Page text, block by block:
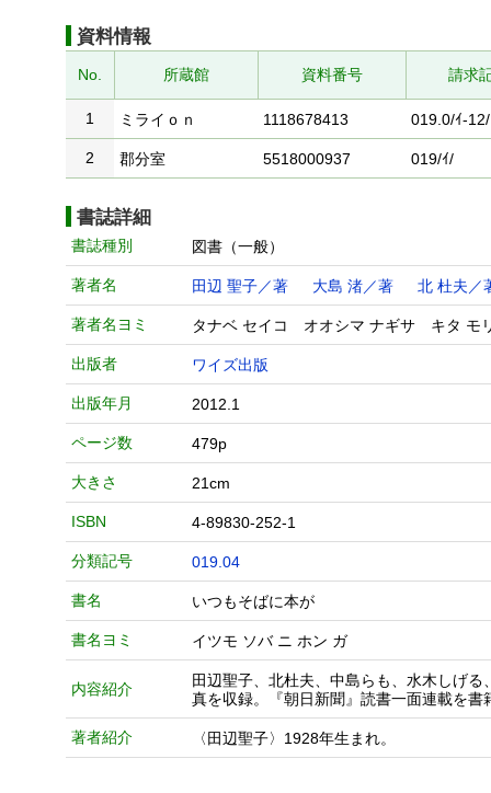
資料情報
No. 所蔵館 資料番号 請求
1 ミライｏｎ 1118678413 019.0/ｲ-12/
2 郡分室 5518000937 019/ｲ/
書誌詳細
書誌種別 図書（一般）
著者名 田辺 聖子／著 大島 渚／著 北 杜夫／
著者名ヨミ タナベ セイコ オオシマ ナギサ キタ
出版者 ワイズ出版
出版年月 2012.1
ページ数 479p
大きさ 21cm
ISBN 4-89830-252-1
分類記号 019.04
書名 いつもそばに本が
書名ヨミ イツモ ソバ ニ ホン ガ
内容紹介
田辺聖子、北杜夫、中島らも、水木しげ
真を収録。『朝日新聞』読書一面連載を書
著者紹介 〈田辺聖子〉1928年生まれ。